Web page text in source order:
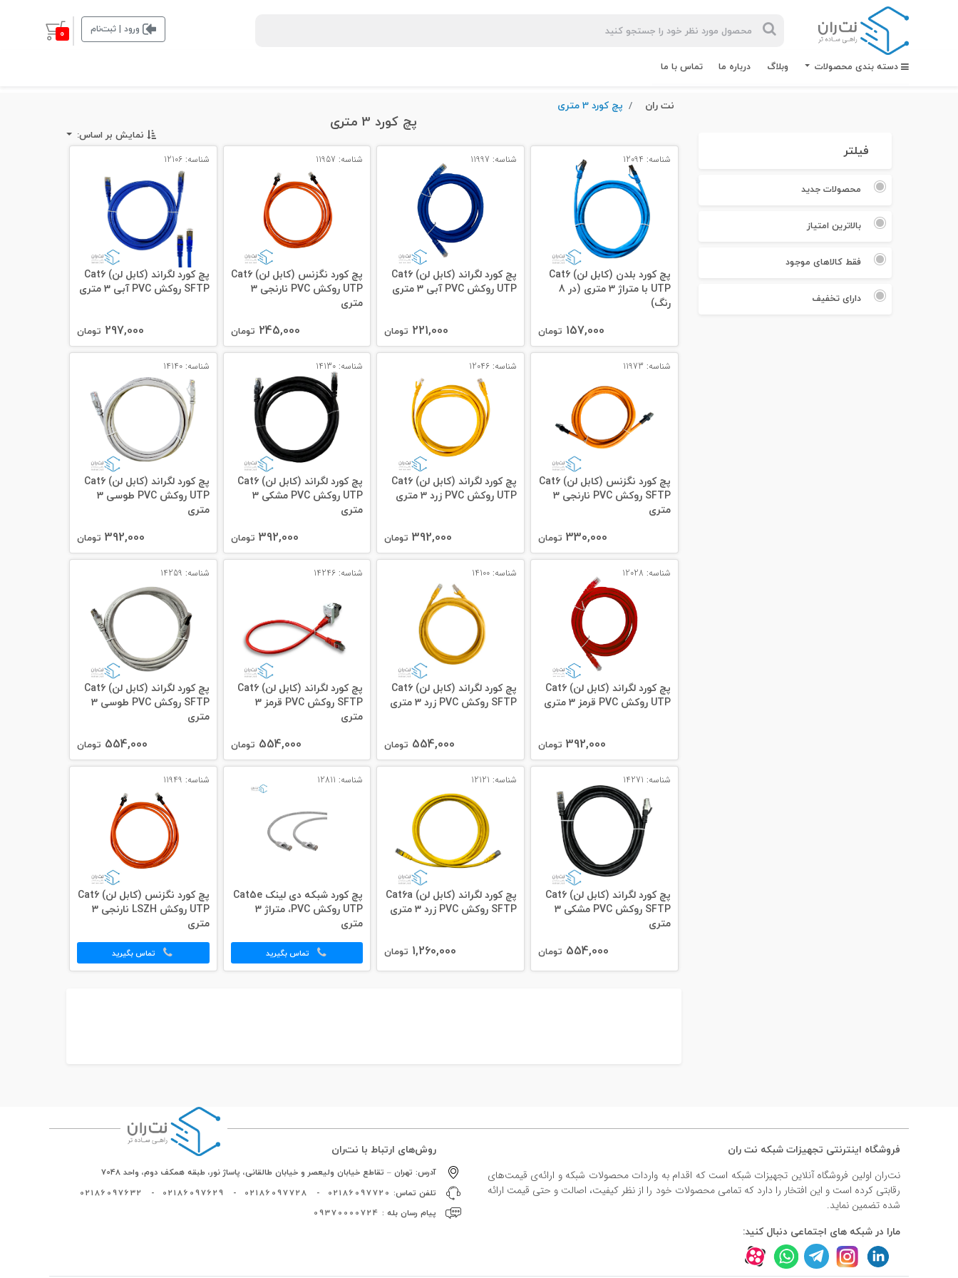
ورود | ثبت‌نام 0
دسته بندی محصولات وبلاگ درباره ما تماس با ما
#کابل شبکه لگراند
#کابل شبکه نگزنس
فیلتر
محصولات جدید
بالاترین امتیاز
فقط کالاهای موجود
دارای تخفیف
نت ران پچ کورد 3 متری
پچ کورد 3 متری
نمایش بر اساس:
شناسه: 12094
پچ کورد بلدن (کابل لن) Cat6
UTP با متراژ 3 متری (در 8
رنگ)
157,000 تومان
شناسه: 11997
پچ کورد لگراند (کابل لن) Cat6
UTP روکش PVC آبی 3 متری
221,000 تومان
شناسه: 11957
پچ کورد نگزنس (کابل لن) Cat6
UTP روکش PVC نارنجی 3
متری
245,000 تومان
شناسه: 12106
پچ کورد لگراند (کابل لن) Cat6
SFTP روکش PVC آبی 3 متری
297,000 تومان
شناسه: 11973
پچ کورد نگزنس (کابل لن) Cat6
SFTP روکش PVC نارنجی 3
متری
330,000 تومان
شناسه: 12046
پچ کورد لگراند (کابل لن) Cat6
UTP روکش PVC زرد 3 متری
392,000 تومان
شناسه: 14130
پچ کورد لگراند (کابل لن) Cat6
UTP روکش PVC مشکی 3
متری
392,000 تومان
شناسه: 14140
پچ کورد لگراند (کابل لن) Cat6
UTP روکش PVC طوسی 3
متری
392,000 تومان
شناسه: 12028
پچ کورد لگراند (کابل لن) Cat6
UTP روکش PVC قرمز 3 متری
392,000 تومان
شناسه: 14100
پچ کورد لگراند (کابل لن) Cat6
SFTP روکش PVC زرد 3 متری
554,000 تومان
شناسه: 14246
پچ کورد لگراند (کابل لن) Cat6
SFTP روکش PVC قرمز 3
متری
554,000 تومان
شناسه: 14259
پچ کورد لگراند (کابل لن) Cat6
SFTP روکش PVC طوسی 3
متری
554,000 تومان
شناسه: 14271
پچ کورد لگراند (کابل لن) Cat6
SFTP روکش PVC مشکی 3
متری
554,000 تومان
شناسه: 12121
پچ کورد لگراند (کابل لن) Cat6a
SFTP روکش PVC زرد 3 متری
1,260,000 تومان
شناسه: 12811
پچ کورد شبکه دی لینک Cat5e
UTP روکش PVC، متراژ 3
متری
تماس بگیرید
شناسه: 11949
پچ کورد نگزنس (کابل لن) Cat6
UTP روکش LSZH نارنجی 3
متری
تماس بگیرید
فروشگاه اینترنتی تجهیزات شبکه نت ران
نت‌ران اولین فروشگاه آنلاین تجهیزات شبکه است که اقدام به واردات محصولات شبکه و ارائه‌ی قیمت‌های
رقابتی کرده است و این افتخار را دارد که تمامی محصولات خود را از نظر کیفیت، اصالت و حتی قیمت ارائه
شده تضمین نماید.
مارا در شبکه های اجتماعی دنبال کنید:
روش‌های ارتباط با نت‌ران
آدرس: تهران – تقاطع خیابان ولیعصر و خیابان طالقانی، پاساژ نور، طبقه همکف دوم، واحد 7048
تلفن تماس: 02186097720
-
02186097728
-
02186097629
-
02186097632
پیام رسان بله : 09370000724